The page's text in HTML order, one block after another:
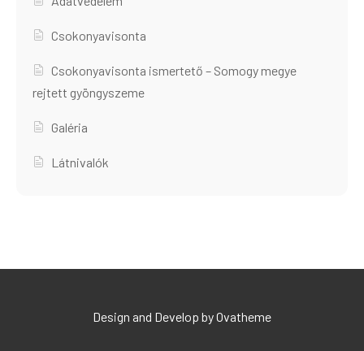
Csokonyavisonta
Csokonyavisonta ismertető – Somogy megye
rejtett gyöngyszeme
Galéria
Látnivalók
Design and Develop by Ovatheme